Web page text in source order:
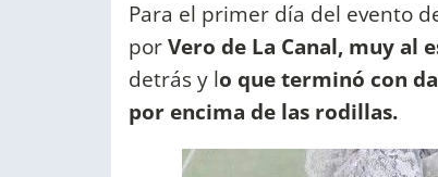
Para el primer día del evento
porVero de La Canal, muy al
detrás y lo que terminó con
por encima de las rodillas.